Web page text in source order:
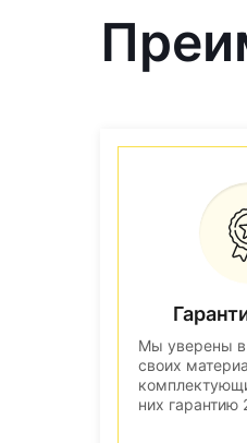
Мы уверены в
своих
них гарантию